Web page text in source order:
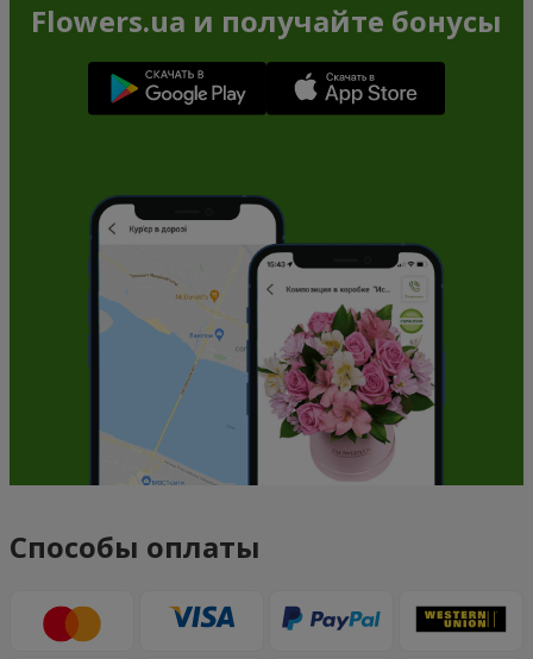
Flowers.ua и получайте бонусы
Способы оплаты